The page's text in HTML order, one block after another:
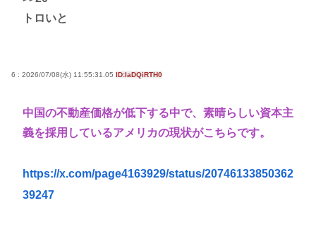
トロいと
6 : 2026/07/08(水) 11:55:31.05 ID:IaDQiRTH0
中国の不動産価格が低下する中で、素晴らしい資本主
義を採用しているアメリカの現状がこちらです。
https://x.com/page4163929/status/20746133850362
39247